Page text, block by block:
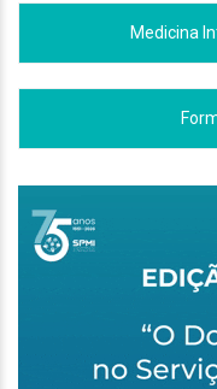
Medicina